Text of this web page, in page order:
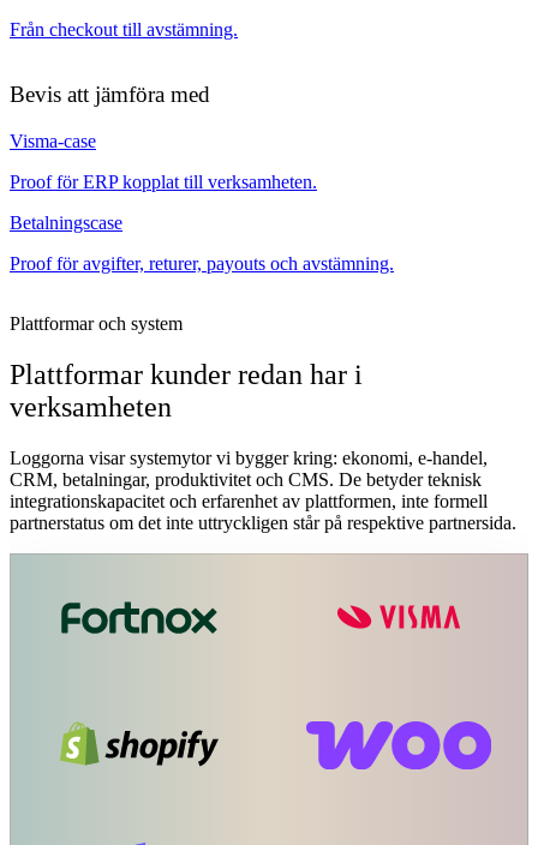
Från checkout till avstämning.
Bevis att jämföra med
Visma-case
Proof för ERP kopplat till verksamheten.
Betalningscase
Proof för avgifter, returer, payouts och avstämning.
Plattformar och system
Plattformar kunder redan har i
verksamheten
Loggorna visar systemytor vi bygger kring: ekonomi, e-handel,
CRM, betalningar, produktivitet och CMS. De betyder teknisk
integrationskapacitet och erfarenhet av plattformen, inte formell
partnerstatus om det inte uttryckligen står på respektive partnersida.